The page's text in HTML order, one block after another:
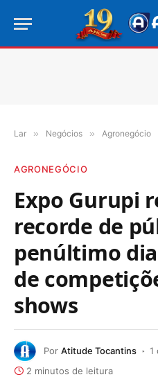
Lar » Negócios » Agronegócio
AGRONEGÓCIO
Expo Gurupi
recorde de
penúltimo
de
shows
Por Atitude Tocantins
1
2 minutos de leitura